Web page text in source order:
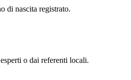
di nascita registrato.
o dai referenti locali.